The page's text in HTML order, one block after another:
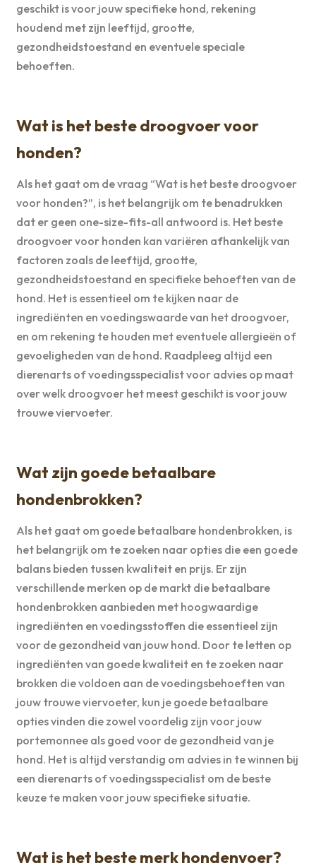
geschikt is voor jouw specifieke hond, rekening
houdend met zijn leeftijd, grootte,
gezondheidstoestand en eventuele speciale
behoeften.
Wat is het beste droogvoer voor
honden?
Als het gaat om de vraag “Wat is het beste droogvoer
voor honden?”, is het belangrijk om te benadrukken
dat er geen one-size-fits-all antwoord is. Het beste
droogvoer voor honden kan variëren afhankelijk van
factoren zoals de leeftijd, grootte,
gezondheidstoestand en specifieke behoeften van de
hond. Het is essentieel om te kijken naar de
ingrediënten en voedingswaarde van het droogvoer,
en om rekening te houden met eventuele allergieën of
gevoeligheden van de hond. Raadpleeg altijd een
dierenarts of voedingsspecialist voor advies op maat
over welk droogvoer het meest geschikt is voor jouw
trouwe viervoeter.
Wat zijn goede betaalbare
hondenbrokken?
Als het gaat om goede betaalbare hondenbrokken, is
het belangrijk om te zoeken naar opties die een goede
balans bieden tussen kwaliteit en prijs. Er zijn
verschillende merken op de markt die betaalbare
hondenbrokken aanbieden met hoogwaardige
ingrediënten en voedingsstoffen die essentieel zijn
voor de gezondheid van jouw hond. Door te letten op
ingrediënten van goede kwaliteit en te zoeken naar
brokken die voldoen aan de voedingsbehoeften van
jouw trouwe viervoeter, kun je goede betaalbare
opties vinden die zowel voordelig zijn voor jouw
portemonnee als goed voor de gezondheid van je
hond. Het is altijd verstandig om advies in te winnen bij
een dierenarts of voedingsspecialist om de beste
keuze te maken voor jouw specifieke situatie.
Wat is het beste merk hondenvoer?